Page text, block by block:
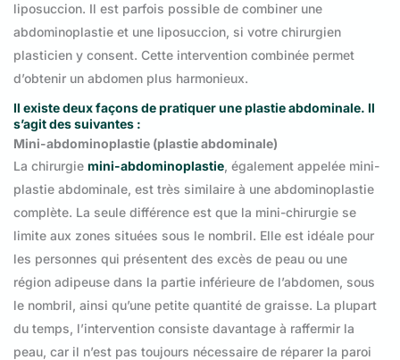
liposuccion. Il est parfois possible de combiner une
abdominoplastie et une liposuccion, si votre chirurgien
plasticien y consent. Cette intervention combinée permet
d’obtenir un abdomen plus harmonieux.
Il existe deux façons de pratiquer une plastie abdominale. Il
s’agit des suivantes :
Mini-abdominoplastie (plastie abdominale)
La chirurgie mini-abdominoplastie, également appelée mini-
plastie abdominale, est très similaire à une abdominoplastie
complète. La seule différence est que la mini-chirurgie se
limite aux zones situées sous le nombril. Elle est idéale pour
les personnes qui présentent des excès de peau ou une
région adipeuse dans la partie inférieure de l’abdomen, sous
le nombril, ainsi qu’une petite quantité de graisse. La plupart
du temps, l’intervention consiste davantage à raffermir la
peau, car il n’est pas toujours nécessaire de réparer la paroi